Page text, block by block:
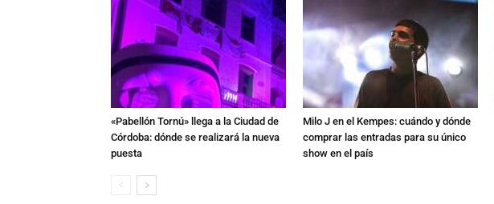
«Pabellón Tornú» llega a la Ciudad de
Córdoba: dónde se realizará la nueva
puesta
Milo J en el Kempes: cuándo y dónde
comprar las entradas para su único
show en el país